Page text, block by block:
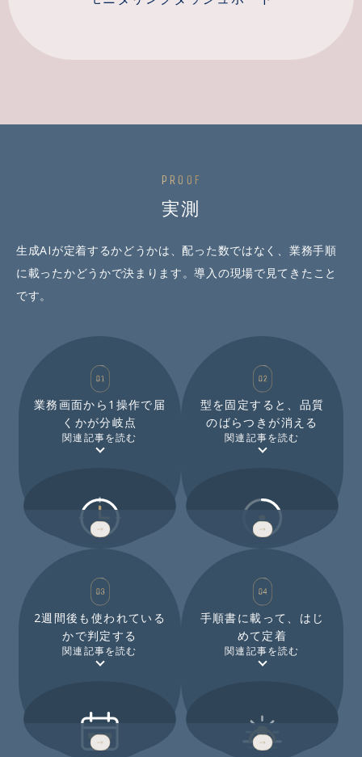
PROOF
実測
生成AIが定着するかどうかは、配った数ではなく、業務手順
に載ったかどうかで決まります。導入の現場で見てきたこと
です。
業務画面から1操作で届
くかが分岐点
関連記事を読む
1 STEP
型を固定すると、品質
のばらつきが消える
関連記事を読む
TEMPLATE
2週間後も使われている
かで判定する
関連記事を読む
2 WEEKS
手順書に載って、はじ
めて定着
関連記事を読む
ROUTINE